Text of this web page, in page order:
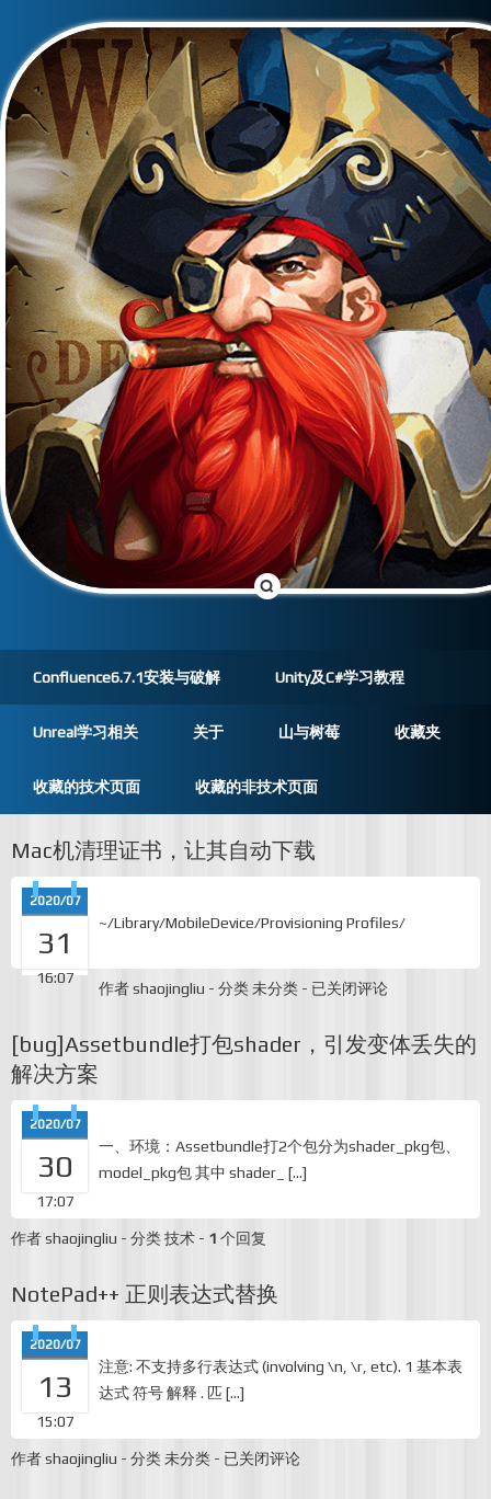
Confluence6.7.1安装与破解 Unity及C#学习教程
Unreal学习相关 关于 山与树莓 收藏夹
收藏的技术页面 收藏的非技术页面
Mac机清理证书，让其自动下载
2020/07
31
16:07
~/Library/MobileDevice/Provisioning Profiles/
作者shaojingliu - 分类未分类 - Mac
让
自
已关闭评论
[bug]Assetbundle打包shader，引发变体丢失的
解决方案
2020/07
30
17:07
一、环境：Assetbundle打2个包分为shader_pkg包、
model_pkg包 其中 shader_ […]
作者shaojingliu - 分类技术 - 1 个回复
NotePad++ 正则表达式替换
2020/07
13
15:07
注意: 不支持多行表达式 (involving \n, \r, etc). 1 基本表
达式 符号 解释 . 匹 […]
作者shaojingliu - 分类未分类 - NotePad++
已关闭评论